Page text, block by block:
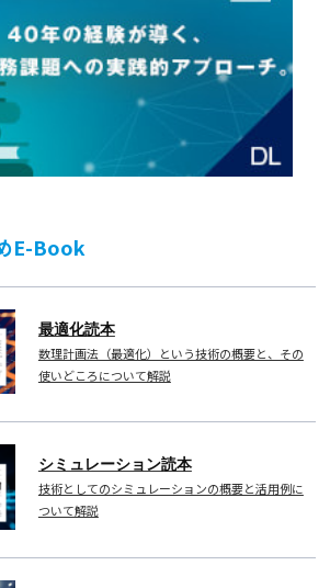
E-Book
最適化読本
数理計画法（最適化）という技術の概要と、その
使いどころについて解説
シミュレーション読本
技術としてのシミュレーションの概要と活用例に
ついて解説